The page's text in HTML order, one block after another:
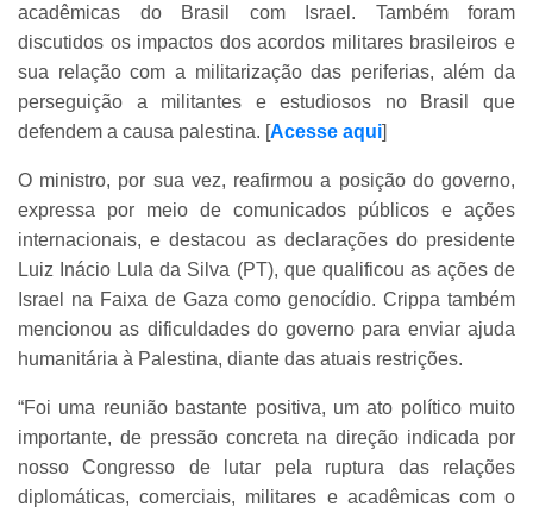
acadêmicas do Brasil com Israel. Também foram
discutidos os impactos dos acordos militares brasileiros e
sua relação com a militarização das periferias, além da
perseguição a militantes e estudiosos no Brasil que
defendem a causa palestina. [Acesse aqui]
O ministro, por sua vez, reafirmou a posição do governo,
expressa por meio de comunicados públicos e ações
internacionais, e destacou as declarações do presidente
Luiz Inácio Lula da Silva (PT), que qualificou as ações de
Israel na Faixa de Gaza como genocídio. Crippa também
mencionou as dificuldades do governo para enviar ajuda
humanitária à Palestina, diante das atuais restrições.
“Foi uma reunião bastante positiva, um ato político muito
importante, de pressão concreta na direção indicada por
nosso Congresso de lutar pela ruptura das relações
diplomáticas, comerciais, militares e acadêmicas com o